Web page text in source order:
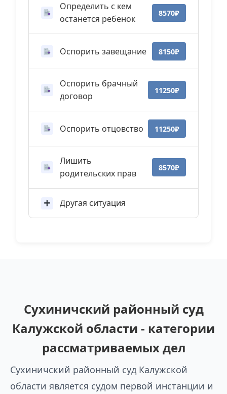
Определить с кем
останется ребенок
8570₽
Оспорить завещание 8150₽
Оспорить брачный
договор
11250₽
Оспорить отцовство 11250₽
Лишить
родительских прав
8570₽
Другая ситуация
Сухиничский районный суд
Калужской области - категории
рассматриваемых дел
Сухиничский районный суд Калужской
области является судом первой инстанции и